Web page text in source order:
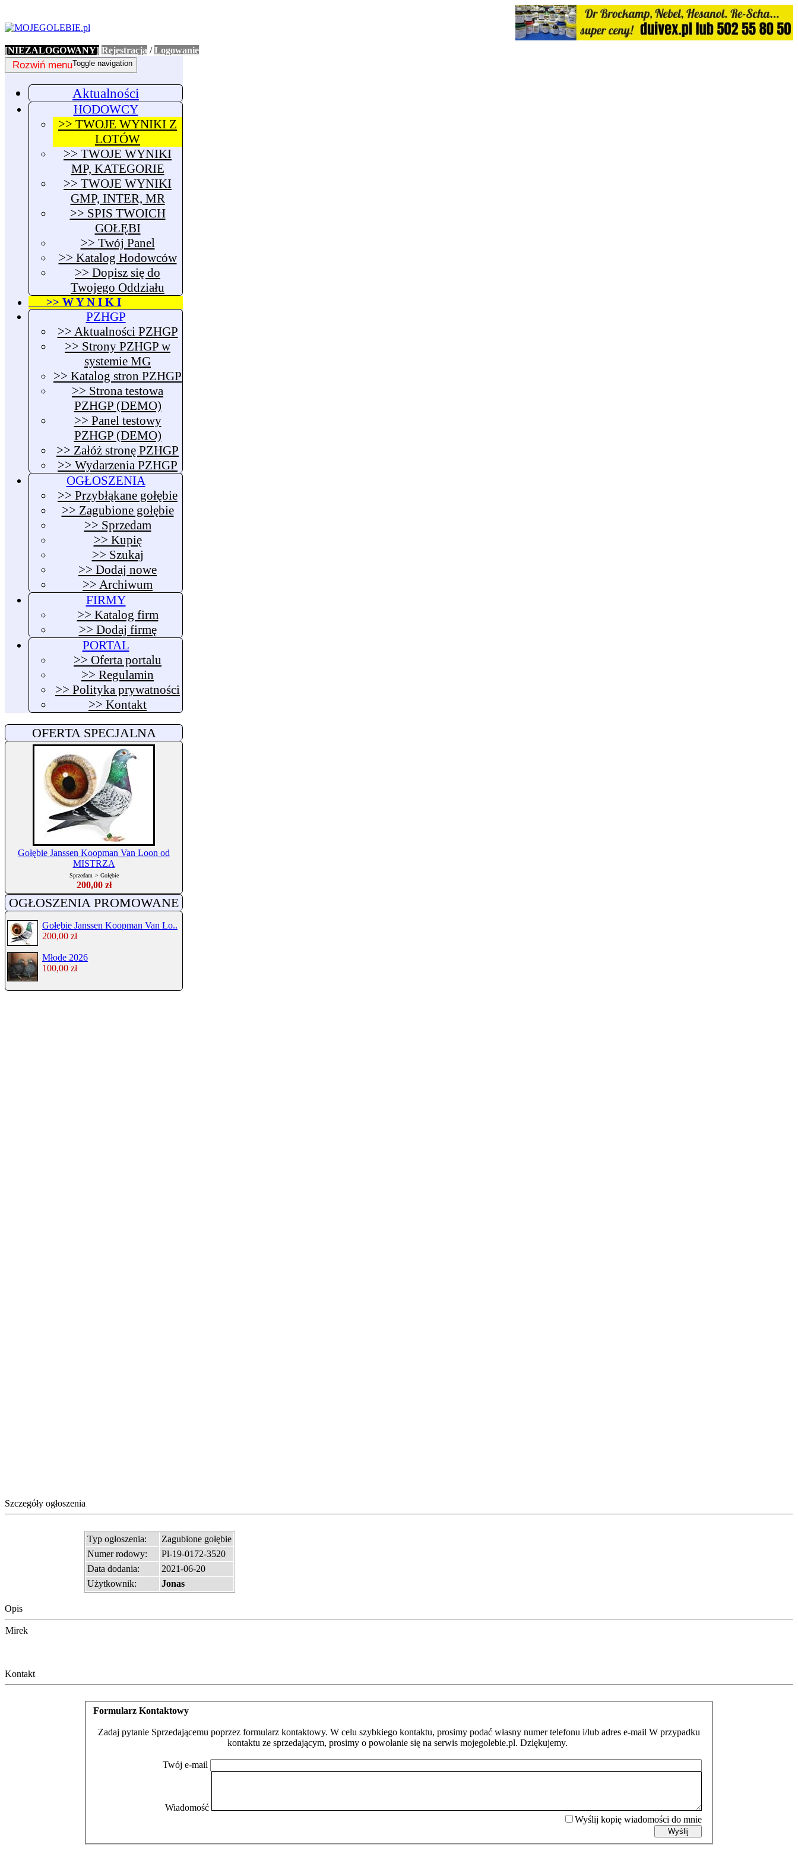
[NIEZALOGOWANY] Rejestracja /Logowanie
Toggle navigation
Rozwiń menu
Aktualności
HODOWCY
>> TWOJE WYNIKI Z
LOTÓW
>> TWOJE WYNIKI
MP, KATEGORIE
>> TWOJE WYNIKI
GMP, INTER, MR
>> SPIS TWOICH
GOŁĘBI
>> Twój Panel
>> Katalog Hodowców
>> Dopisz się do
Twojego Oddziału
>> W Y N I K I
PZHGP
>> Aktualności PZHGP
>> Strony PZHGP w
systemie MG
>> Katalog stron PZHGP
>> Strona testowa
PZHGP (DEMO)
>> Panel testowy
PZHGP (DEMO)
>> Załóż stronę PZHGP
>> Wydarzenia PZHGP
OGŁOSZENIA
>> Przybłąkane gołębie
>> Zagubione gołębie
>> Sprzedam
>> Kupię
>> Szukaj
>> Dodaj nowe
>> Archiwum
FIRMY
>> Katalog firm
>> Dodaj firmę
PORTAL
>> Oferta portalu
>> Regulamin
>> Polityka prywatności
>> Kontakt
OFERTA SPECJALNA
Gołębie Janssen Koopman Van Loon od
MISTRZA
Sprzedam > Gołębie
200,00 zł
OGŁOSZENIA PROMOWANE
Gołębie Janssen Koopman Van Lo..
200,00 zł
Młode 2026
100,00 zł
Szczegóły ogłoszenia
Typ ogłoszenia:
Zagubione gołębie
Numer rodowy:
Pl-19-0172-3520
Data dodania:
2021-06-20
Użytkownik:
Jonas
Opis
Mirek
Kontakt
Formularz Kontaktowy
Zadaj pytanie Sprzedającemu poprzez formularz kontaktowy. W celu szybkiego kontaktu, prosimy podać własny numer telefonu i/lub adres e-mail W przypadku
kontaktu ze sprzedającym, prosimy o powołanie się na serwis mojegolebie.pl. Dziękujemy.
Twój e-mail
Wiadomość
Wyślij kopię wiadomości do mnie